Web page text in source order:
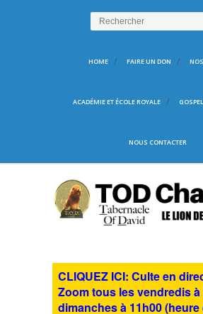
HOME FAIRE UN DON
ACADÉMIE ET ÉCOLE ROYALE GOSPEL
NOUS CONTACTER
CLIQUEZ ICI: Culte en
Zoom tous les vendredis à
dimanches à 11h00 (heure